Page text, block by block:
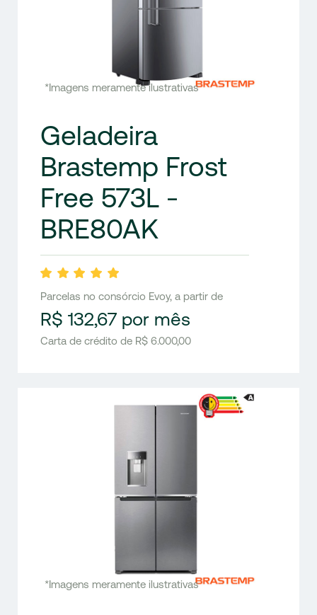
*Imagens meramente ilustrativas
Geladeira
Brastemp Frost
Free 573L -
BRE80AK
Parcelas no consórcio Evoy, a partir de
R$ 132,67 por mês
Carta de crédito de R$ 6.000,00
*Imagens meramente ilustrativas